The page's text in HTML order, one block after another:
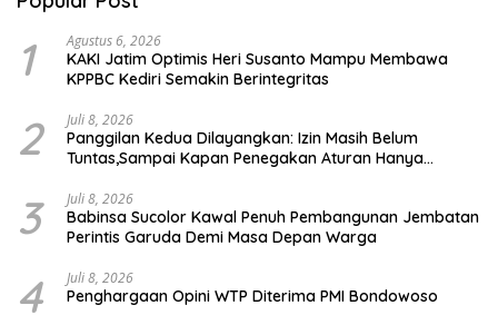
1 Agustus 6, 2026
KAKI Jatim Optimis Heri Susanto Mampu Membawa
KPPBC Kediri Semakin Berintegritas
2 Juli 8, 2026
Panggilan Kedua Dilayangkan: Izin Masih Belum
Tuntas,Sampai Kapan Penegakan Aturan Hanya
3 Juli 8, 2026
Babinsa Sucolor Kawal Penuh Pembangunan Jembatan
Perintis Garuda Demi Masa Depan Warga
4 Juli 8, 2026
Penghargaan Opini WTP Diterima PMI Bondowoso